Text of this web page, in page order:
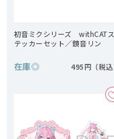
初音ミクシリーズ withCATス
テッカーセット／鏡音リン
在庫◎ 495円